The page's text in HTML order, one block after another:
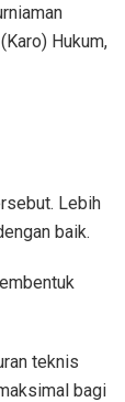
Hukum,
Lebih
baik.
teknis
bagi